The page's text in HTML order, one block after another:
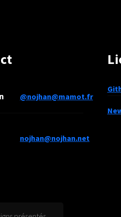
@nojhan@mamot.fr
nojhan@nojhan.net